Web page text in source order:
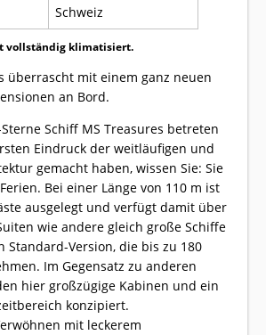
Schweiz
vollständig klimatisiert.
überrascht mit einem ganz neuen
an Bord.
Schiff MS Treasures betreten
Eindruck der weitläufigen und
gemacht haben, wissen Sie: Sie
Bei einer Länge von 110 m ist
ausgelegt und verfügt damit über
wie andere gleich große Schiffe
Standard-Version, die bis zu 180
Im Gegensatz zu anderen
hier großzügige Kabinen und ein
konzipiert.
mit leckerem